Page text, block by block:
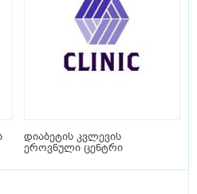
დიაბეტის კვლევის
ეროვნული ცენტრი